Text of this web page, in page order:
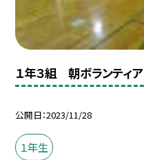
１年３組 朝ボランティア
公開日 2023/11/28
１年生